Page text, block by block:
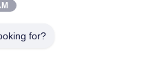
Pixel 31 Pins
for?